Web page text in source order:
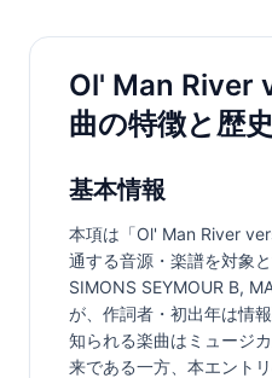
Ol' Man River
曲の特徴と歴史
基本情報
本項は「Ol' Man River
通する音源・楽譜を対象
SIMONS SEYMOUR B,
が、作詞者・初出年は情
知られる楽曲はミュージ
来である一方、本エント